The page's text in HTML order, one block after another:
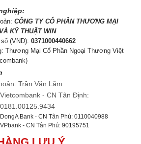
CÔNG TY CỔ PHẦN THƯƠNG MẠI
KỸ THUẬT WIN
số (VND):0371000440662
Thương Mại Cổ Phần Ngoại Thương Việt
Trần Văn Lãm
Vietcombank - CN Tân Định:
0181.00125.9434
DongA Bank - CN Tân Phú: 0110040988
VPbank - CN Tân Phú: 90195751